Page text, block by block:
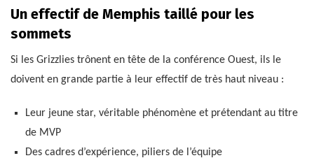
Un effectif de Memphis taillé pour les
sommets
Si les Grizzlies trônent en tête de la conférence Ouest, ils le
doivent en grande partie à leur effectif de très haut niveau :
Leur jeune star, véritable phénomène et prétendant au titre
de MVP
Des cadres d’expérience, piliers de l’équipe